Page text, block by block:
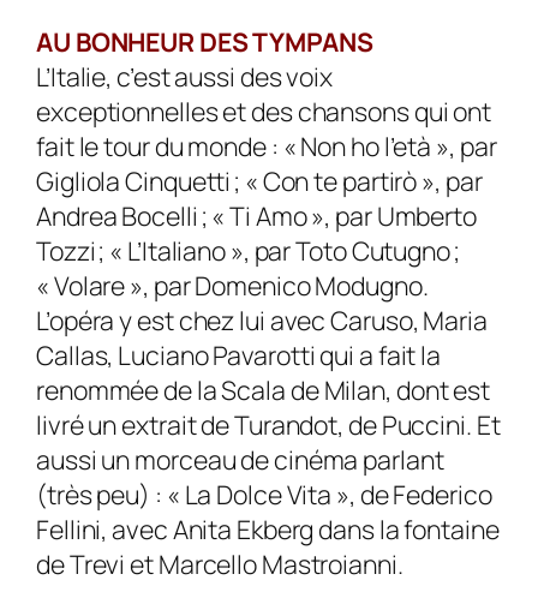
AU BONHEUR DES TYMPANS
L’Italie, c’est aussi des voix
exceptionnelles et des chansons qui ont
fait le tour du monde : « Non ho l’età », par
Gigliola Cinquetti ; « Con te partirò », par
Andrea Bocelli ; « Ti Amo », par Umberto
Tozzi ; « L’Italiano », par Toto Cutugno ;
« Volare », par Domenico Modugno.
L’opéra y est chez lui avec Caruso, Maria
Callas, Luciano Pavarotti qui a fait la
renommée de la Scala de Milan, dont est
livré un extrait de Turandot, de Puccini. Et
aussi un morceau de cinéma parlant
(très peu) : « La Dolce Vita », de Federico
Fellini, avec Anita Ekberg dans la fontaine
de Trevi et Marcello Mastroianni.